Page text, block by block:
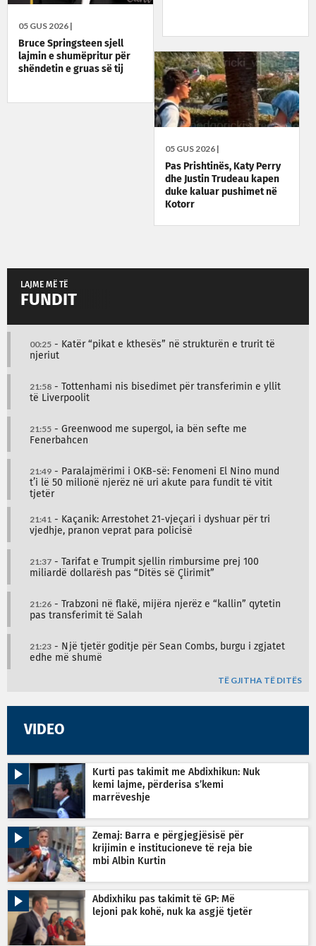
05 GUS 2026 |
Bruce Springsteen sjell
lajmin e shumëpritur për
shëndetin e gruas së tij
05 GUS 2026 |
Pas Prishtinës, Katy Perry
dhe Justin Trudeau kapen
duke kaluar pushimet në
Kotorr
LAJME MË TË
FUNDIT
00:25 - Katër “pikat e kthesës” në strukturën e trurit të
njeriut
21:58 - Tottenhami nis bisedimet për transferimin e yllit
të Liverpoolit
21:55 - Greenwood me supergol, ia bën sefte me
Fenerbahcen
21:49 - Paralajmërimi i OKB-së: Fenomeni El Nino mund
t’i lë 50 milionë njerëz në uri akute para fundit të vitit
tjetër
21:41 - Kaçanik: Arrestohet 21-vjeçari i dyshuar për tri
vjedhje, pranon veprat para policisë
21:37 - Tarifat e Trumpit sjellin rimbursime prej 100
miliardë dollarësh pas “Ditës së Çlirimit”
21:26 - Trabzoni në flakë, mijëra njerëz e “kallin” qytetin
pas transferimit të Salah
21:23 - Një tjetër goditje për Sean Combs, burgu i zgjatet
edhe më shumë
TË GJITHA TË DITËS
VIDEO
Kurti pas takimit me Abdixhikun: Nuk
kemi lajme, përderisa s’kemi
marrëveshje
Zemaj: Barra e përgjegjësisë për
krijimin e institucioneve të reja bie
mbi Albin Kurtin
Abdixhiku pas takimit të GP: Më
lejoni pak kohë, nuk ka asgjë tjetër